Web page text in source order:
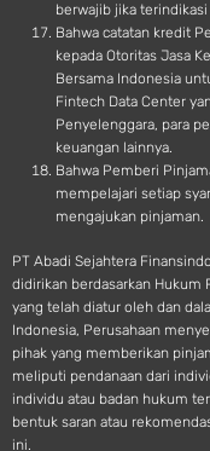
berwajib jika
Bahwa catatan kredit
kepada Otoritas Jasa
Bersama Indonesia
Fintech Data Center
Penyelenggara, para
keuangan lainnya.
Bahwa Pemberi
mempelajari setiap
mengajukan pinjaman.
PT Abadi Sejahtera
didirikan berdasarkan Hukum
yang telah diatur oleh dan
Indonesia, Perusahaan
pihak yang memberikan
meliputi pendanaan dari
individu atau badan hukum
bentuk saran atau
ini.